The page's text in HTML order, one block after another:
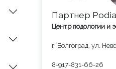
Партнер
Центр подологии и
г. Волгоград, ул.
8-917-831-66-26